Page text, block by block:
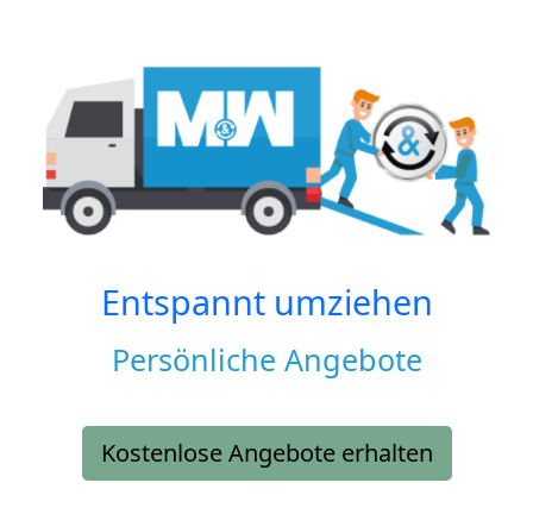
Entspannt umziehen
Persönliche Angebote
Kostenlose Angebote erhalten